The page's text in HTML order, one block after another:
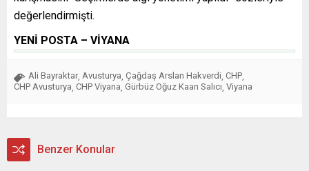
değerlendirmişti.
YENİ POSTA – VİYANA
Ali Bayraktar Avusturya Çağdaş Arslan Hakverdi CHP
CHP Avusturya CHP Viyana Gürbüz Oğuz Kaan Salıcı Viyana
Benzer Konular